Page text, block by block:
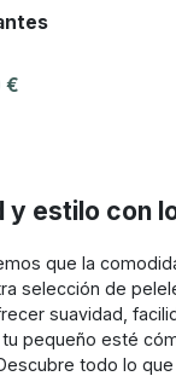
€
y estilo con
que la
selección de
suavidad,
pequeño esté
todo lo